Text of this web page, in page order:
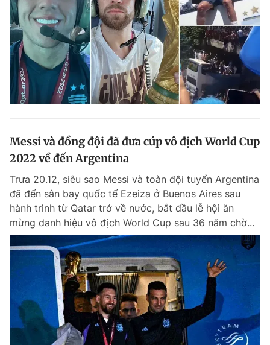
Messi và đồng đội đã đưa cúp vô địch World Cup
2022 về đến Argentina
Trưa 20.12, siêu sao Messi và toàn đội tuyển Argentina
đã đến sân bay quốc tế Ezeiza ở Buenos Aires sau
hành trình từ Qatar trở về nước, bắt đầu lễ hội ăn
mừng danh hiệu vô địch World Cup sau 36 năm chờ...